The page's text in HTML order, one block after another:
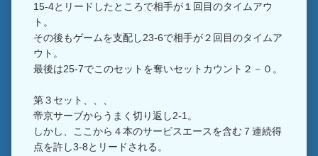
15-4とリードしたところで相手が１回目のタイムアウ
ト。
その後もゲームを支配し23-6で相手が２回目のタイムア
ウト。
最後は25-7でこのセットを奪いセットカウント２－０。
第３セット、、、
帝京サーブからうまく切り返し2-1。
しかし、ここから４本のサービスエースを含む７連続得
点を許し3-8とリードされる。